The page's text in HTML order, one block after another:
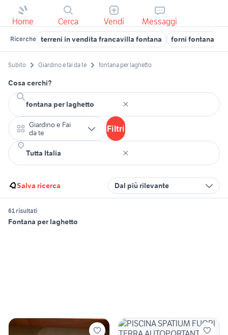
Home Cerca Vendi Messaggi
Ricerche terreni in vendita francavilla fontana forni fontana
Subito Giardino e fai da te fontana per laghetto
Cosa cerchi?
Giardino e Fai
da te
Filtri
Salva ricerca Dal più rilevante
61 risultati
Fontana per laghetto